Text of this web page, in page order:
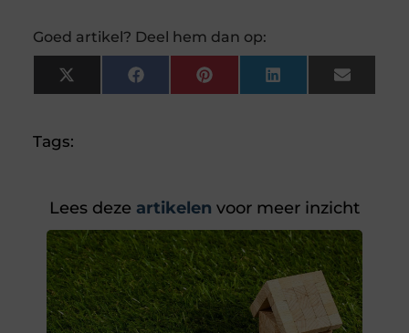
Goed artikel? Deel hem dan op:
X
(Twitter)
FacebookPinterestLinkedInEmail
Tags:
Lees deze artikelen voor meer inzicht